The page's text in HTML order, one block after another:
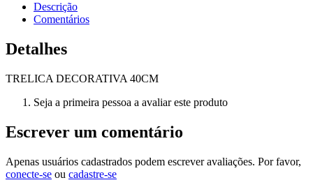
Descrição
Comentários
Detalhes
TRELICA DECORATIVA 40CM
Seja a primeira pessoa a avaliar este produto
Escrever um comentário
Apenas usuários cadastrados podem escrever avaliações. Por favor,
conecte-se ou cadastre-se